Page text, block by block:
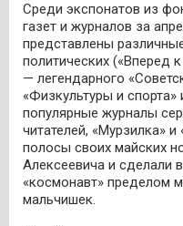
Среди экспонатов из
газет и журналов за
представлены
политических («Вперед
— легендарного
«Физкультуры и
популярные журналы
читателей, «Мурзилка»
полосы своих майских
Алексеевича и сделали
«космонавт» пределом
мальчишек.